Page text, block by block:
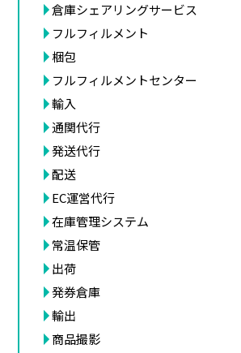
倉庫シェアリングサービス
フルフィルメント
梱包
フルフィルメントセンター
輸入
通関代行
発送代行
配送
EC運営代行
在庫管理システム
常温保管
出荷
発券倉庫
輸出
商品撮影